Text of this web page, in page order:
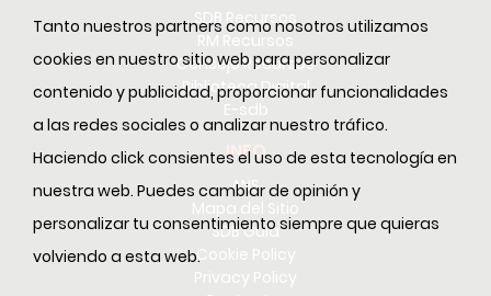
Tanto nuestros partners como nosotros utilizamos
cookies en nuestro sitio web para personalizar
contenido y publicidad, proporcionar funcionalidades
a las redes sociales o analizar nuestro tráfico.
Haciendo click consientes el uso de esta tecnología en
nuestra web. Puedes cambiar de opinión y
personalizar tu consentimiento siempre que quieras
volviendo a esta web.
SDB Recursos
Consejo Recursos
Biblioteca Digital
INFO
ANS
SDB Guía
Cookie Policy